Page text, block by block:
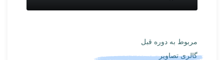
مربوط به دوره قبل
گالری تصاویر